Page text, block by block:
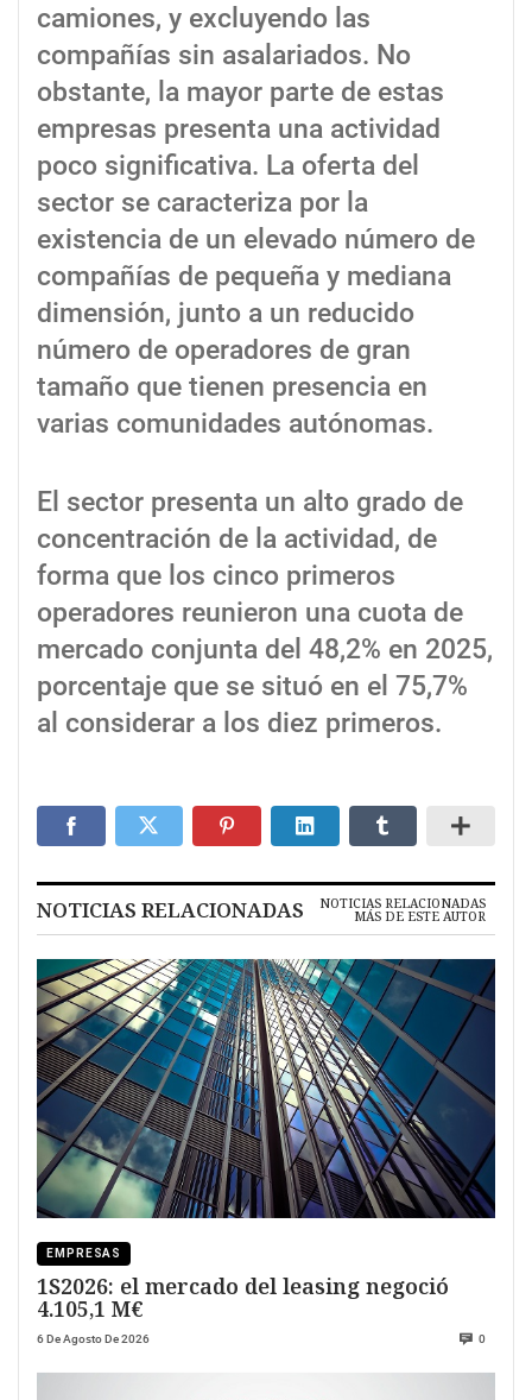
camiones, y excluyendo las
compañías sin asalariados. No
obstante, la mayor parte de estas
empresas presenta una actividad
poco significativa. La oferta del
sector se caracteriza por la
existencia de un elevado número de
compañías de pequeña y mediana
dimensión, junto a un reducido
número de operadores de gran
tamaño que tienen presencia en
varias comunidades autónomas.
El sector presenta un alto grado de
concentración de la actividad, de
forma que los cinco primeros
operadores reunieron una cuota de
mercado conjunta del 48,2% en 2025,
porcentaje que se situó en el 75,7%
al considerar a los diez primeros.
NOTICIAS RELACIONADAS NOTICIAS RELACIONADAS
MÁS DE ESTE AUTOR
EMPRESAS
1S2026: el mercado del leasing negoció
4.105,1 M€
6 De Agosto De 2026 0